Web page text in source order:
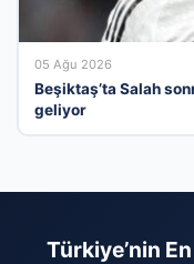
05 Ağu 2026
Beşiktaş’ta Salah
geliyor
Türkiye’nin